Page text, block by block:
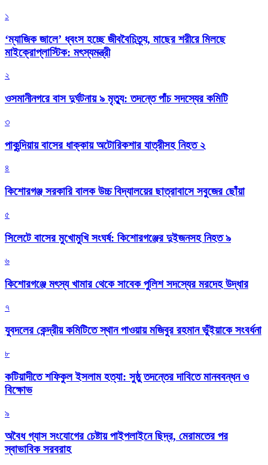
১
‘ম্যাজিক জালে’ ধ্বংস হচ্ছে জীববৈচিত্র্য, মাছের শরীরে মিলছে
মাইক্রোপ্লাস্টিক: মৎস্যমন্ত্রী
২
ওসমানীনগরে বাস দুর্ঘটনায় ৯ মৃত্যু: তদন্তে পাঁচ সদস্যের কমিটি
৩
পাকুন্দিয়ায় বাসের ধাক্কায় অটোরিকশার যাত্রীসহ নিহত ২
৪
কিশোরগঞ্জ সরকারি বালক উচ্চ বিদ্যালয়ের ছাত্রাবাসে সবুজের ছোঁয়া
৫
সিলেটে বাসের মুখোমুখি সংঘর্ষ: কিশোরগঞ্জের দুইজনসহ নিহত ৯
৬
কিশোরগঞ্জে মৎস্য খামার থেকে সাবেক পুলিশ সদস্যের মরদেহ উদ্ধার
৭
যুবদলের কেন্দ্রীয় কমিটিতে স্থান পাওয়ায় মজিবুর রহমান ভুঁইয়াকে সংবর্ধনা
৮
কটিয়াদীতে শফিকুল ইসলাম হত্যা: সুষ্ঠু তদন্তের দাবিতে মানববন্ধন ও
বিক্ষোভ
৯
অবৈধ গ্যাস সংযোগের চেষ্টায় পাইপলাইনে ছিদ্র, মেরামতের পর
স্বাভাবিক সরবরাহ